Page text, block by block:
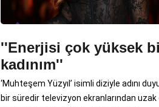
''Enerjisi çok yüksek
kadınım''
‘Muhteşem Yüzyıl’ isimli diziyle adını
bir süredir televizyon ekranlarından uzak